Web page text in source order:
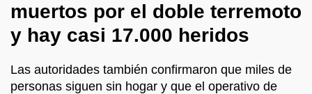
muertos por el doble terremoto
y hay casi 17.000 heridos
Las autoridades también confirmaron que miles de
personas siguen sin hogar y que el operativo de